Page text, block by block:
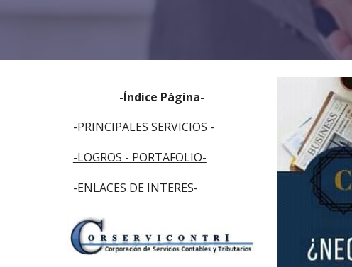
-Índice Página-
-PRINCIPALES SERVICIOS -
-LOGROS - PORTAFOLIO-
-ENLACES DE INTERES-